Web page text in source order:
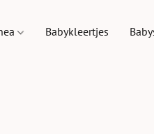
Babykleertjes